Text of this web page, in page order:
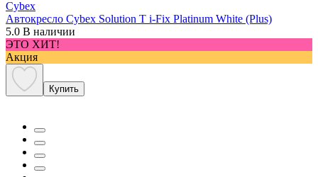
Cybex
Автокресло Cybex Solution T i-Fix Platinum White (Plus)
5.0 В наличии
ЭТО ХИТ!
Акция
Купить